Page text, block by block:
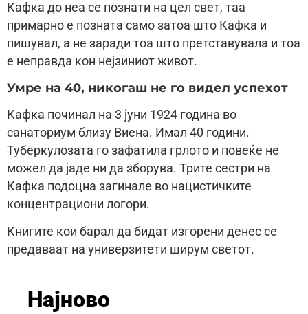
Кафка до неа се познати на цел свет, таа
примарно е позната само затоа што Кафка и
пишувал, а не заради тоа што претставувала и тоа
е неправда кон нејзиниот живот.
Умре на 40, никогаш не го видел успехот
Кафка починал на 3 јуни 1924 година во
санаториум близу Виена. Имал 40 години.
Туберкулозата го зафатила грлото и повеќе не
можел да јаде ни да зборува. Трите сестри на
Кафка подоцна загинале во нацистичките
концентрациони логори.
Книгите кои барал да бидат изгорени денес се
предаваат на универзитети ширум светот.
Најново